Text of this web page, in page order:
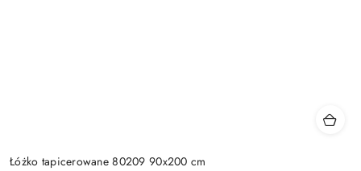
Łóżko tapicerowane 80209 90x200 cm